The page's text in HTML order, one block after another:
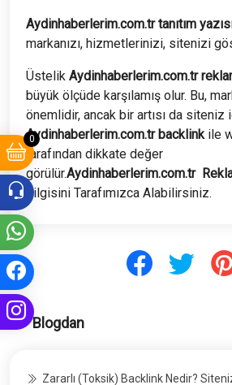
0
Aydinhaberlerim.com.tr tanıtım
markanızı, hizmetlerinizi, sitenizi
Üstelik Aydinhaberlerim.com.tr
büyük ölçüde karşılamış olur. Bu,
önemlidir, ancak bir artısı da siteniz
Aydinhaberlerim.com.tr backlinkile
tarafından dikkate değer
görülür.Aydinhaberlerim.com.tr
bilgisini Tarafımızca Alabilirsiniz.
Blogdan
Zararlı (Toksik) Backlink Nedir?